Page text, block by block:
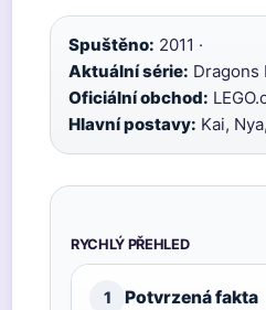
Spuštěno: 2011 ·
Aktuální série: Dragons
Oficiální obchod:
Hlavní postavy: Kai,
RYCHLÝ PŘEHLED
1 Potvrzená fakta